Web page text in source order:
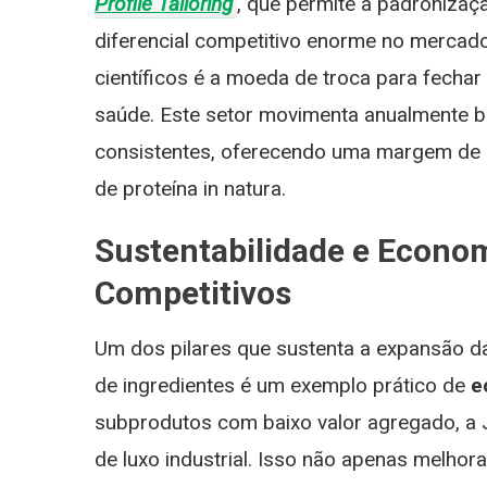
diferencial competitivo enorme no
científicos é a moeda de troca para
saúde. Este setor movimenta anualmente
consistentes, oferecendo uma margem
de proteína in natura.
Sustentabilidade e
Competitivos
Um dos pilares que sustenta a expansão
de ingredientes é um exemplo prático de
subprodutos com baixo valor agregado,
de luxo industrial. Isso não apenas